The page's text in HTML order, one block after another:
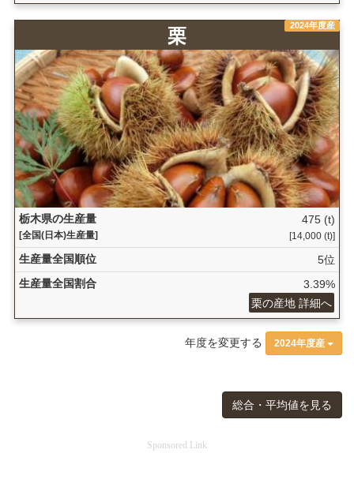
2024年度産
栗
栃木県の生産量
[全国(日本)生産量]
475 (t)
[14,000 (t)]
生産量全国順位
5位
生産量全国割合
3.39%
栗の産地 詳細へ
年度を変更する 2024年度産
総合・平均値を見る
Sponsored Link